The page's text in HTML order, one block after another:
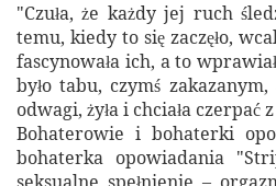
"Czuła, że każdy jej ruch
temu, kiedy to się zaczęło,
fascynowała ich, a to
było tabu, czymś
odwagi, żyła i chciała czerpać
Bohaterowie i bohaterki
bohaterka opowiadania